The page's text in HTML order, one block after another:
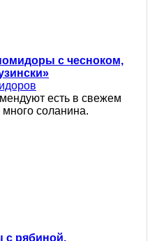
с чесноком,
есть в свежем
соланина.
с рябиной.